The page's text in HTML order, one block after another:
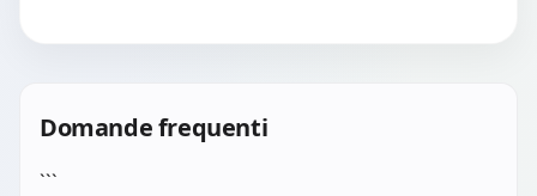
Domande frequenti
```